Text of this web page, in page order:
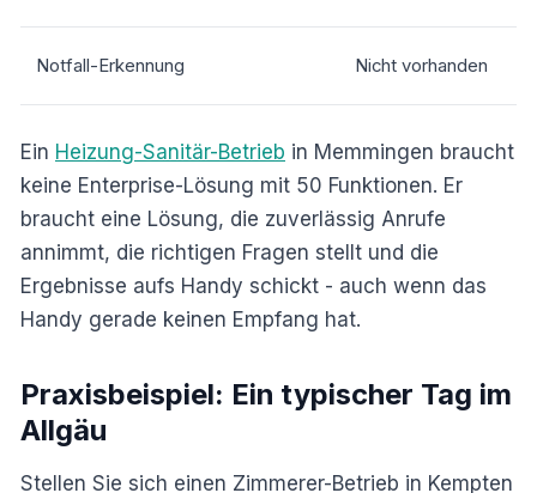
Notfall-Erkennung Nicht vorhanden
Ein Heizung-Sanitär-Betrieb in Memmingen braucht
keine Enterprise-Lösung mit 50 Funktionen. Er
braucht eine Lösung, die zuverlässig Anrufe
annimmt, die richtigen Fragen stellt und die
Ergebnisse aufs Handy schickt - auch wenn das
Handy gerade keinen Empfang hat.
Praxisbeispiel: Ein typischer Tag im
Allgäu
Stellen Sie sich einen Zimmerer-Betrieb in Kempten